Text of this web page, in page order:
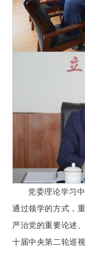
党委理论学习
通过领学的方式，
严治党的重要论述
十届中央第二轮巡